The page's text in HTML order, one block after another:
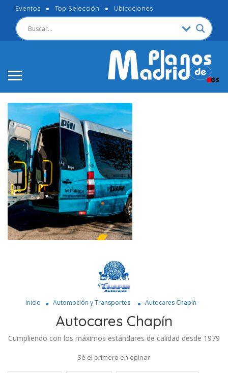
Eventos Top Selección Ubicaciones
Inicio Automoción y Transportes Autocares Chapín
Autocares Chapín
Cumpliendo con los máximos estándares de calidad desde 1979
Sé el primero en opinar